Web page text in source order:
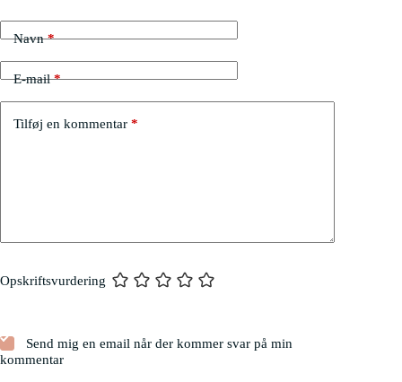
Navn*
E-mail*
Tilføj en kommentar *
Opskriftsvurdering
Send mig en email når der kommer svar på min
kommentar